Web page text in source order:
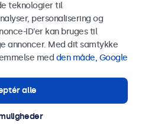
Dette aktiverer kun touch-
med HDMI, DisplayPort
Beetronics
teknologier til
personalisering og
ID’er kan bruges til
annoncer. Med dit samtykke
med den måde, Google
alle